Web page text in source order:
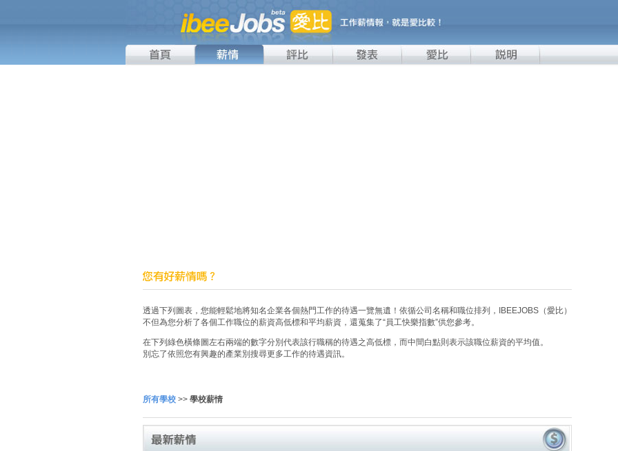
透過下列圖表，您能輕鬆地將知名企業各個熱門工作的待遇一覽無遺！依循公司名稱和職位排列，IBEEJOBS（愛比）
不但為您分析了各個工作職位的薪資高低標和平均薪資，還蒐集了“員工快樂指數”供您參考。
在下列綠色橫條圖左右兩端的數字分別代表該行職稱的待遇之高低標，而中間白點則表示該職位薪資的平均值。
別忘了依照您有興趣的產業別搜尋更多工作的待遇資訊。
所有學校 >> 學校薪情